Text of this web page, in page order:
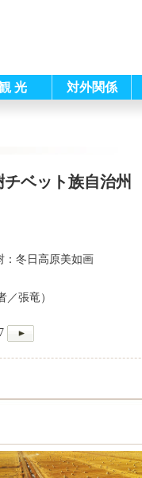
光 対外関係
ベット族自治州
張竜）
7